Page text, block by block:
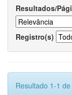
Resultados/
Registro(s)
Resultado 1-1 de